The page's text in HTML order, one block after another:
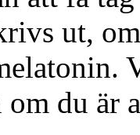
ut,
du är